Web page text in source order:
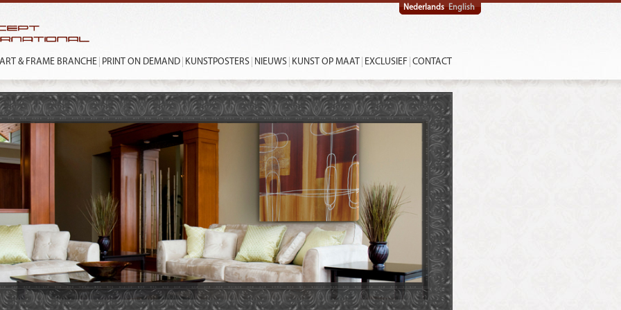
Nederlands English
ART & FRAME BRANCHE PRINT ON DEMAND KUNSTPOSTERS NIEUWS KUNST OP MAAT EXCLUSIEF CONTACT